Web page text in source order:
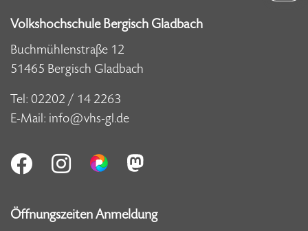
Volkshochschule Bergisch Gladbach
Buchmühlenstraße 12
51465 Bergisch Gladbach
Tel: 02202 / 14 2263
E-Mail: info@vhs-gl.de
Öffnungszeiten Anmeldung